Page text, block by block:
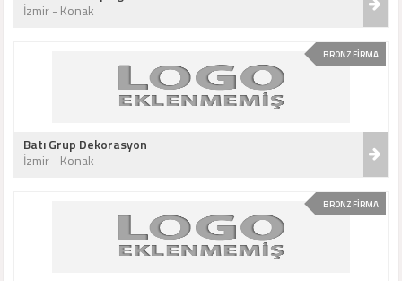
İzmir - Konak
BRONZ FİRMA
Batı Grup Dekorasyon
İzmir - Konak
BRONZ FİRMA